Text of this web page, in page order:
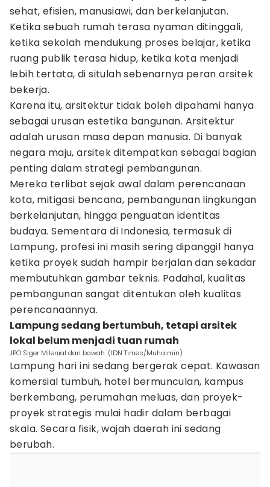
sehat, efisien, manusiawi, dan berkelanjutan.
Ketika sebuah rumah terasa nyaman ditinggali,
ketika sekolah mendukung proses belajar, ketika
ruang publik terasa hidup, ketika kota menjadi
lebih tertata, di situlah sebenarnya peran arsitek
bekerja.
Karena itu, arsitektur tidak boleh dipahami hanya
sebagai urusan estetika bangunan. Arsitektur
adalah urusan masa depan manusia. Di banyak
negara maju, arsitek ditempatkan sebagai bagian
penting dalam strategi pembangunan.
Mereka terlibat sejak awal dalam perencanaan
kota, mitigasi bencana, pembangunan lingkungan
berkelanjutan, hingga penguatan identitas
budaya. Sementara di Indonesia, termasuk di
Lampung, profesi ini masih sering dipanggil hanya
ketika proyek sudah hampir berjalan dan sekadar
membutuhkan gambar teknis. Padahal, kualitas
pembangunan sangat ditentukan oleh kualitas
perencanaannya.
Lampung sedang bertumbuh, tetapi arsitek
lokal belum menjadi tuan rumah
JPO Siger Milenial dari bawah. (IDN Times/Muhaimin)
Lampung hari ini sedang bergerak cepat. Kawasan
komersial tumbuh, hotel bermunculan, kampus
berkembang, perumahan meluas, dan proyek-
proyek strategis mulai hadir dalam berbagai
skala. Secara fisik, wajah daerah ini sedang
berubah.